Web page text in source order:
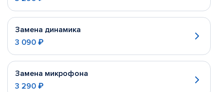
Замена динамика
3 090 ₽
Замена микрофона
3 290 ₽